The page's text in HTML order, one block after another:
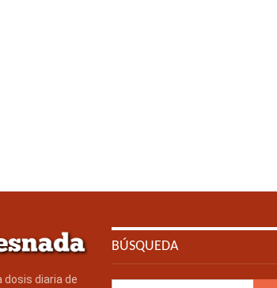
dosis diaria de
BÚSQUEDA